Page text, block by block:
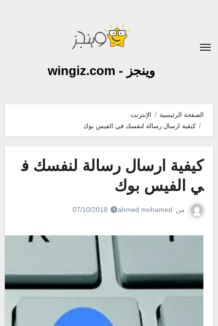
وينجز - wingiz.com
الصفحة الرئيسية
الإنترنت
كيفية ارسال رسالة لنفسك في الفيس بوك
كيفية ارسال رسالة لنفسك ف
ي الفيس بوك
من ahmed mohamed
07/10/2018